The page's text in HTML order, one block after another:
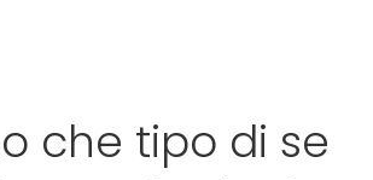
che tipo di se